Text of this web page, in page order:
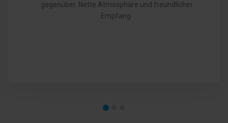
gegenüber. Nette Atmosphäre und freundlicher
Empfang.